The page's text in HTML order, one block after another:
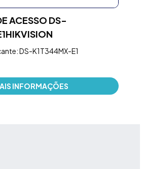
ACESSO DS-
DS-K1T344MX-E1
INFORMAÇÕES